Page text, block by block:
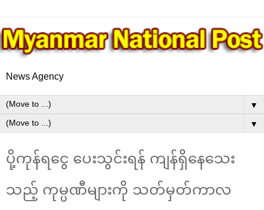
News Agency
▼
▼
ပို့ကုန်ရငွေ ပေးသွင်းရန် ကျန်ရှိနေသေး
သည့် ကုမ္ပဏီများကို သတ်မှတ်ကာလ